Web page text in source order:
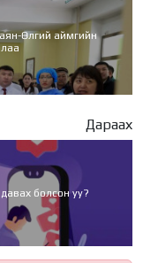
Өлгий аймгийн
Дараах
болсон уу?